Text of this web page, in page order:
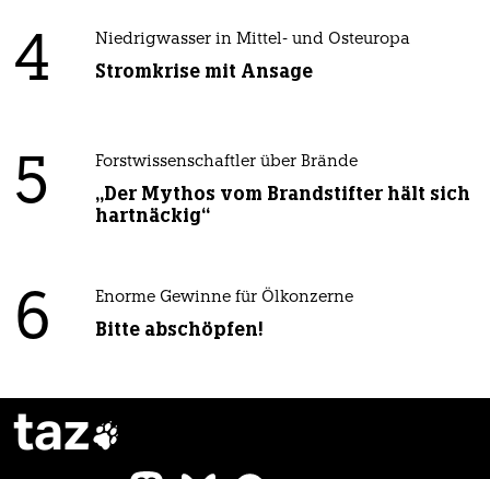
4 Niedrigwasser in Mittel- und Osteuropa
Stromkrise mit Ansage
5 Forstwissenschaftler über Brände
„Der Mythos vom Brandstifter hält sich
hartnäckig“
6 Enorme Gewinne für Ölkonzerne
Bitte abschöpfen!
taz